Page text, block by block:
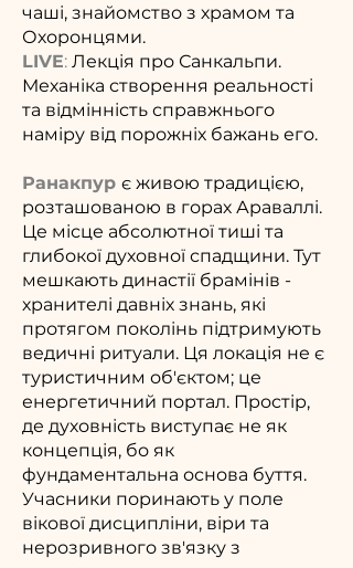
чаші, знайомство з храмом та
Охоронцями.
LIVE: Лекція про Санкальпи.
Механіка створення реальності
та відмінність справжнього
наміру від порожніх бажань его.
Ранакпур є живою традицією,
розташованою в горах Араваллі.
Це місце абсолютної тиші та
глибокої духовної спадщини. Тут
мешкають династії брамінів -
хранителі давніх знань, які
протягом поколінь підтримують
ведичні ритуали. Ця локація не є
туристичним об'єктом; це
енергетичний портал. Простір,
де духовність виступає не як
концепція, бо як
фундаментальна основа буття.
Учасники поринають у поле
вікової дисципліни, віри та
нерозривного зв'язку з